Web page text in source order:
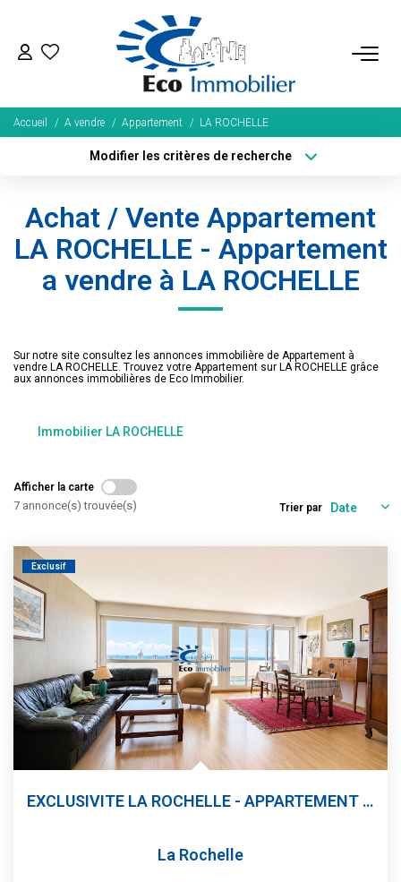
ACHETER
Tous Nos Biens
Fonds De Commerce
LOUER
BIENS VENDUS
NOS SERVICES
Gestion
Qui Sommes-Nous ?
Nous Rejoindre
CONTACT
Accueil A vendre Appartement LA ROCHELLE
Modifier les critères de recherche
Surface min Budget max
Plus de critères Créer une alerte
Achat / Vente Appartement
LA ROCHELLE - Appartement
a vendre à LA ROCHELLE
Sur notre site consultez les annonces immobilière de Appartement à
vendre LA ROCHELLE. Trouvez votre Appartement sur LA ROCHELLE grâce
aux annonces immobilières de Eco Immobilier.
Immobilier LA ROCHELLE
Afficher la carte
7 annonce(s) trouvée(s) Trier par
Exclusif
EXCLUSIVITE LA ROCHELLE - APPARTEMENT ENVIRON 99m² -...
La Rochelle